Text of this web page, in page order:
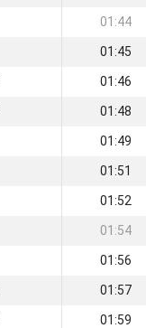
01:44
01:45
01:46
01:48
01:49
01:51
01:52
01:54
01:56
01:57
01:59